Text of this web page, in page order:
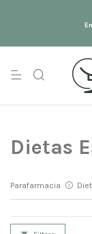
Dietas
Parafarmacia